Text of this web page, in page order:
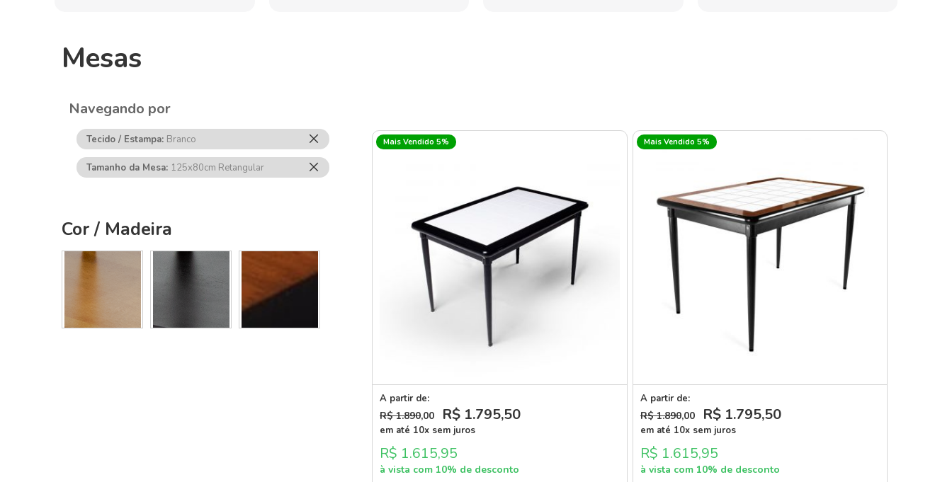
Mesas
Mais Vendido 5%
A partir de:
R$ 1.890,00 R$ 1.795,50
em até 10x sem juros
R$ 1.615,95
à vista com 10% de desconto
Mais Vendido 5%
A partir de:
R$ 1.890,00 R$ 1.795,50
em até 10x sem juros
R$ 1.615,95
à vista com 10% de desconto
Navegando por
Tecido / Estampa Branco
Remover
Esse
Item
Tamanho da Mesa 125x80cm Retangular
Remover
Esse
Cor / Madeira